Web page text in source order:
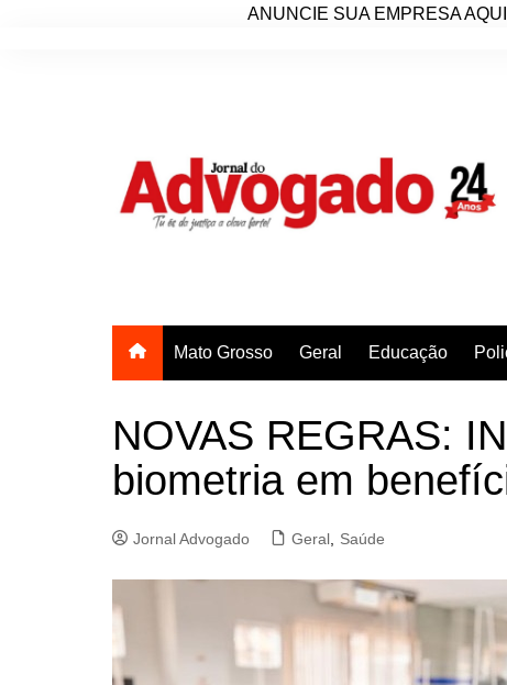
ANUNCIE SUA EMPRESA
Mato Grosso Geral Educação
NOVAS REGRAS:
biometria em
Jornal Advogado Geral Saúde